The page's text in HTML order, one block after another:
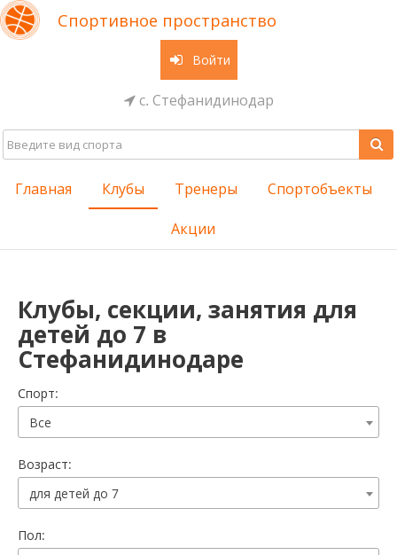
Спортивное пространство
Войти
с. Стефанидинодар
Главная Клубы Тренеры Спортобъекты
Акции
Клубы, секции, занятия для
детей до 7 в
Стефанидинодаре
Cпорт:
Все
Возраст:
для детей до 7
Пол: